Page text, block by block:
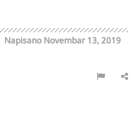
Napisano Novembar 13, 2019